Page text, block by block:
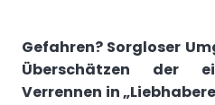
Gefahren? Sorgloser
Überschätzen der
Verrennen in